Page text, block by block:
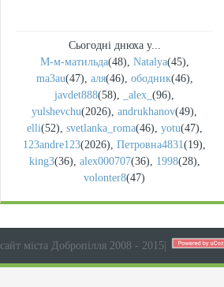
Сьогодні днюха у...
М-м-матильда(48), Natalya(45),
ma3au(47), аля(46), ободник(46),
javdet888(58), _alex_ (96),
yulshevchu(2026), andrukhanov(49),
elli(52), svetlanka_roma(46), yotu(47),
123andre123(2026), Петровна4831(19),
king3(36), alex000707(36), 1998(28),
volonter8(47)
сайт міста Добропілля 2008 - 2015